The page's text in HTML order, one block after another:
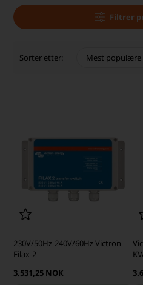
Høy
Filtrer
Sorter etter:
230V/50Hz-240V/60Hz Victron
Filax-2
3.531,25 NOK